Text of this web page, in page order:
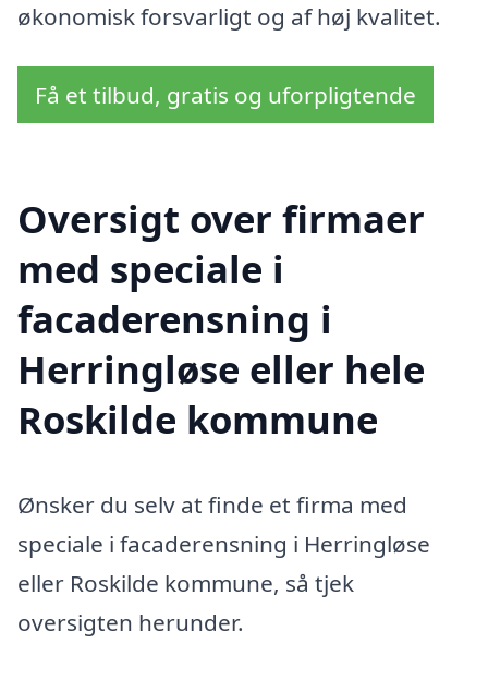
økonomisk forsvarligt og af høj kvalitet.
Få et tilbud, gratis og uforpligtende
Oversigt over firmaer
med speciale i
facaderensning i
Herringløse eller hele
Roskilde kommune
Ønsker du selv at finde et firma med
speciale i facaderensning i Herringløse
eller Roskilde kommune, så tjek
oversigten herunder.